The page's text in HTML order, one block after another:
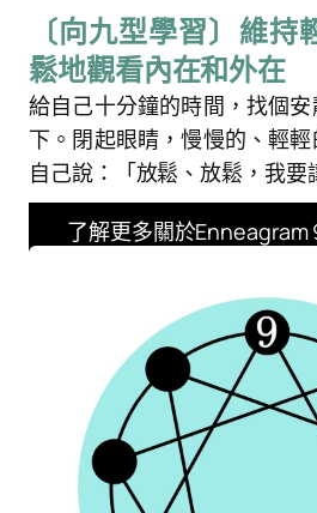
〔向九型學習〕維
鬆地觀看內在和外在
給自己十分鐘的時間，找個
下。閉起眼睛，慢慢的、輕
自己說：「放鬆、放鬆，我要
了解更多關於Enneagram